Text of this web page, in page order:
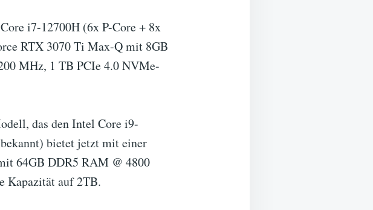
i7-12700H (6x P-Core + 8x
RTX 3070 Ti Max-Q mit 8GB
MHz, 1 TB PCIe 4.0 NVMe-
das den Intel Core i9-
bietet jetzt mit einer
64GB DDR5 RAM @ 4800
Kapazität auf 2TB.